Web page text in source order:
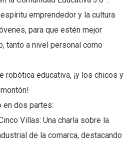
emprendedor y la cultura
para que estén mejor
tanto a nivel personal como
robótica educativa, ¡y los chicos y
en dos partes:
Villas: Una charla sobre la
de la comarca, destacando